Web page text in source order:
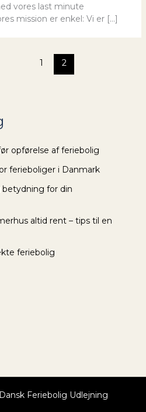
vores last minute
mission er enkel: Vi er […]
1 2
opførelse af feriebolig
ferieboliger i Danmark
for din
altid rent – tips til en
feriebolig
Feriebolig Udlejning